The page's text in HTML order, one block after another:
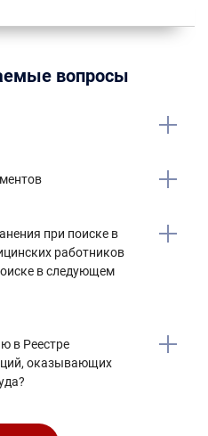
вопросы
при поиске в
работников
в следующем
в Реестре
оказывающих